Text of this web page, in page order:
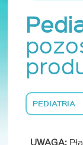
PEDIATRIA
UWAGA: